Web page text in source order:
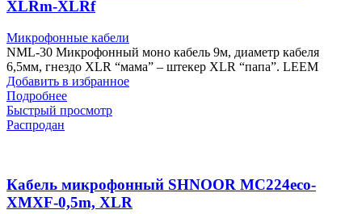
XLRm-XLRf
Микрофонные кабели
NML-30 Микрофонный моно кабель 9м, диаметр кабеля
6,5мм, гнездо XLR “мама” – штекер XLR “папа”. LEEM
Добавить в избранное
Подробнее
Быстрый просмотр
Распродан
Кабель микрофонный SHNOOR MC224eco-
XMXF-0,5m, XLR